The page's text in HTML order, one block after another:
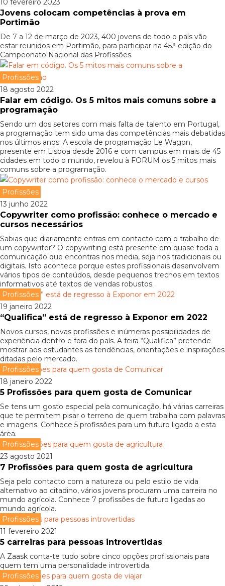
10 fevereiro 2023
Jovens colocam competências à prova em
Portimão
De 7 a 12 de março de 2023, 400 jovens de todo o país vão
estar reunidos em Portimão, para participar na 45.ª edição do
Campeonato Nacional das Profissões.
Profissões
18 agosto 2022
Falar em código. Os 5 mitos mais comuns sobre a
programação
Sendo um dos setores com mais falta de talento em Portugal,
a programação tem sido uma das competências mais debatidas
nos últimos anos. A escola de programação Le Wagon,
presente em Lisboa desde 2016 e com campus em mais de 45
cidades em todo o mundo, revelou à FORUM os 5 mitos mais
comuns sobre a programação.
Profissões
13 junho 2022
Copywriter como profissão: conhece o mercado e
cursos necessários
Sabias que diariamente entras em contacto com o trabalho de
um copywriter? O copywriting está presente em quase toda a
comunicação que encontras nos media, seja nos tradicionais ou
digitais. Isto acontece porque estes profissionais desenvolvem
vários tipos de conteúdos, desde pequenos trechos em textos
informativos até textos de vendas robustos.
Profissões
19 janeiro 2022
“Qualifica” está de regresso à Exponor em 2022
Novos cursos, novas profissões e inúmeras possibilidades de
experiência dentro e fora do país. A feira “Qualifica” pretende
mostrar aos estudantes as tendências, orientações e inspirações
ditadas pelo mercado.
Profissões
18 janeiro 2022
5 Profissões para quem gosta de Comunicar
Se tens um gosto especial pela comunicação, há várias carreiras
que te permitem pisar o terreno de quem trabalha com palavras
e imagens. Conhece 5 profissões para um futuro ligado a esta
área.
Profissões
23 agosto 2021
7 Profissões para quem gosta de agricultura
Seja pelo contacto com a natureza ou pelo estilo de vida
alternativo ao citadino, vários jovens procuram uma carreira no
mundo agrícola. Conhece 7 profissões de futuro ligadas ao
mundo agrícola.
Profissões
11 fevereiro 2021
5 carreiras para pessoas introvertidas
A Zaask conta-te tudo sobre cinco opções profissionais para
quem tem uma personalidade introvertida.
Profissões